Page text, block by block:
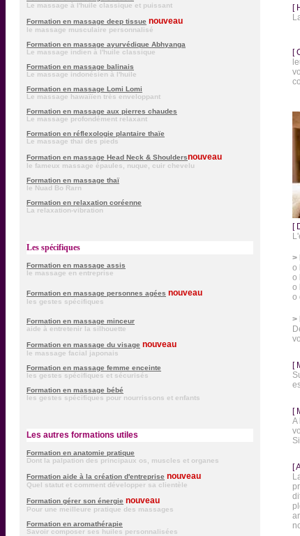
Le massage à l'huile classique et puissant
Formation en massage deep tissue nouveau
le massage musculaire personnalisé
Formation en massage ayurvédique Abhyanga
Le massage indien à l'huile classique
Formation en massage balinais
Le massage indonésien à l'huile
Formation en massage Lomi Lomi
Le massage hawaïïen très enveloppant
Formation en massage aux pierres chaudes
Le massage profondément relaxant
Formation en réflexologie plantaire thaïe
Le massage thaï des pieds
Formation en massage Head Neck & Shouldersnouveau
le fameux massage épaules, nuque, cuir chevelu
Formation en massage thaï
le Nuad Bo Rarn
Formation en relaxation coréenne
La relaxation-vibration
Les spécifiques
Formation en massage assis
le massage en entreprise
Formation en massage personnes agées nouveau
les gestes spécifiques
Formation en massage minceur
aide à entretenir la silhouette
Formation en massage du visage nouveau
le massage facial japonais
Formation en massage femme enceinte
les gestes spécifiques et sécurisés
Formation en massage bébé
les gestes spécifiques pour nourrissons et enfants
Les autres formations utiles
Formation en anatomie pratique
Dont la palpation des principaux os, muscles et organes
Formation aide à la création d'entreprise nouveau
Quel statut et comment développer sa clientèle
Formation gérer son énergie nouveau
Pour une meilleure pratique des massages
Formation en aromathérapie
Savoir composer ses huiles personnalisées
[
[
[
>
o
o
o
o
>
[
[
A
[